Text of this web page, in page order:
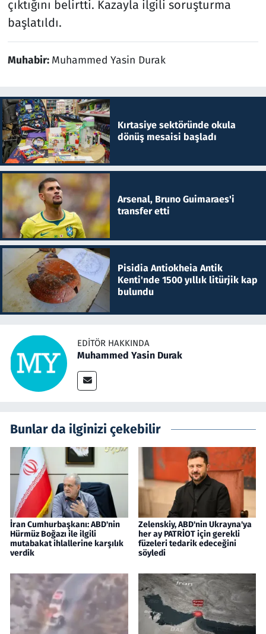
çıktığını belirtti. Kazayla ilgili soruşturma
başlatıldı.
Muhabir: Muhammed Yasin Durak
Kırtasiye sektöründe okula
dönüş mesaisi başladı
Arsenal, Bruno Guimaraes'i
transfer etti
Pisidia Antiokheia Antik
Kenti'nde 1500 yıllık litürjik kap
bulundu
EDITÖR HAKKINDA
Muhammed Yasin Durak
Bunlar da ilginizi çekebilir
İran Cumhurbaşkanı: ABD'nin
Hürmüz Boğazı ile ilgili
mutabakat ihlallerine karşılık
verdik
Zelenskiy, ABD'nin Ukrayna'ya
her ay PATRİOT için gerekli
füzeleri tedarik edeceğini
söyledi